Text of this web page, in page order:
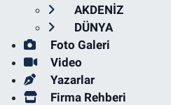
AKDENİZ
DÜNYA
Foto Galeri
Video
Yazarlar
Firma Rehberi